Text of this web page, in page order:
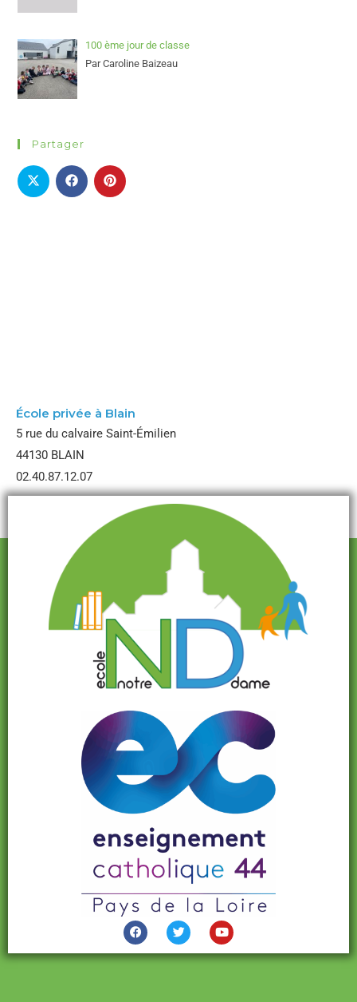
100 ème jour de classe
Par Caroline Baizeau
Partager
École privée à Blain
5 rue du calvaire Saint-Émilien
44130 BLAIN
02.40.87.12.07